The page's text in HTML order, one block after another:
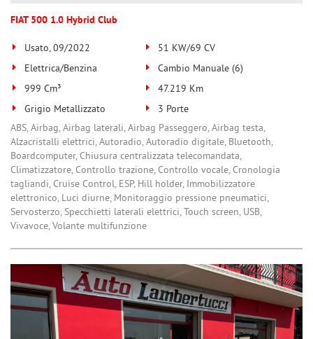
FIAT 500 1.0 Hybrid Club
Usato, 09/2022
51 KW/69 CV
Elettrica/Benzina
Cambio Manuale (6)
999 Cm³
47.219 Km
Grigio Metallizzato
3 Porte
ABS, Airbag, Airbag laterali, Airbag Passeggero, Airbag testa,
Alzacristalli elettrici, Autoradio, Autoradio digitale, Bluetooth,
Boardcomputer, Chiusura centralizzata telecomandata,
Climatizzatore, Controllo trazione, Controllo vocale, Cronologia
tagliandi, Cruise Control, ESP, Hill holder, Immobilizzatore
elettronico, Luci diurne, Monitoraggio pressione pneumatici,
Servosterzo, Specchietti laterali elettrici, Touch screen, USB,
Vivavoce, Volante multifunzione